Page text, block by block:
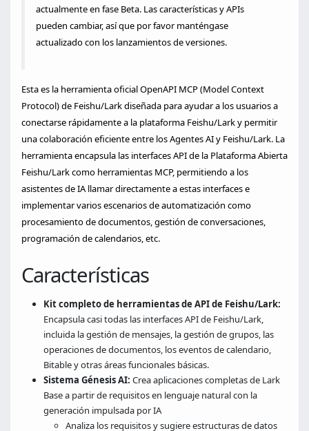
actualmente en fase Beta. Las características y APIs
pueden cambiar, así que por favor manténgase
actualizado con los lanzamientos de versiones.
Esta es la herramienta oficial OpenAPI MCP (Model Context
Protocol) de Feishu/Lark diseñada para ayudar a los usuarios a
conectarse rápidamente a la plataforma Feishu/Lark y permitir
una colaboración eficiente entre los Agentes AI y Feishu/Lark. La
herramienta encapsula las interfaces API de la Plataforma Abierta
Feishu/Lark como herramientas MCP, permitiendo a los
asistentes de IA llamar directamente a estas interfaces e
implementar varios escenarios de automatización como
procesamiento de documentos, gestión de conversaciones,
programación de calendarios, etc.
Características
Kit completo de herramientas de API de Feishu/Lark:
Encapsula casi todas las interfaces API de Feishu/Lark,
incluida la gestión de mensajes, la gestión de grupos, las
operaciones de documentos, los eventos de calendario,
Bitable y otras áreas funcionales básicas.
Sistema Génesis AI: Crea aplicaciones completas de Lark
Base a partir de requisitos en lenguaje natural con la
generación impulsada por IA
Analiza los requisitos y sugiere estructuras de datos